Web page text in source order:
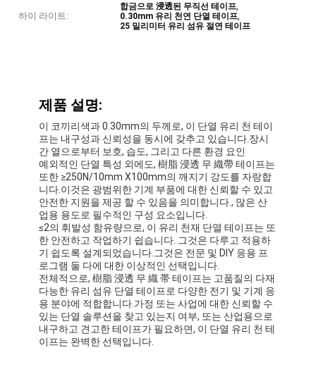
하이 라이트:
합금으로 浸透된 무직선 테이프,
0.30mm 유리 천연 단열 테이프,
25 밀리미터 유리 섬유 절연 테이프
제품 설명:
이 코끼리색과 0.30mm의 두께로, 이 단열 유리 천 테이
프는 내구성과 신뢰성을 동시에 갖추고 있습니다.장시
간 열으로부터 보호, 습도, 그리고 다른 환경 요인
예외적인 단열 특성 외에도, 樹脂 浸透 무 織帶 테이프는
또한 ≥250N/10mm X100mm의 깨지기 강도를 자랑합
니다.이것은 광범위한 기계 부품에 대한 신뢰할 수 있고
안전한 지원을 제공 할 수 있음을 의미합니다., 많은 산
업용 용도로 필수적인 구성 요소입니다.
≤2의 휘발성 함유량으로, 이 유리 천재 단열 테이프는 또
한 안전하고 작업하기 쉽습니다. 그것은 다루고 적용하
기 쉽도록 설계되었습니다.그것은 전문 및 DIY 응용 프
로그램 둘 다에 대한 이상적인 선택입니다.
전체적으로, 樹脂 浸透 무 織 帯 테이프는 고품질의 다재
다능한 유리 섬유 단열 테이프로 다양한 전기 및 기계 응
용 분야에 적합합니다.가정 또는 사업에 대한 신뢰할 수
있는 단열 솔루션을 찾고 있는지 여부, 또는 산업용으로
내구하고 견고한 테이프가 필요하면, 이 단열 유리 천 테
이프는 완벽한 선택입니다.